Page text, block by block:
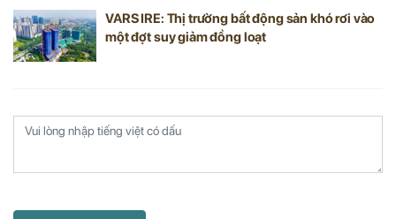
VARS IRE: Thị trường bất động sản khó rơi vào
một đợt suy giảm đồng loạt